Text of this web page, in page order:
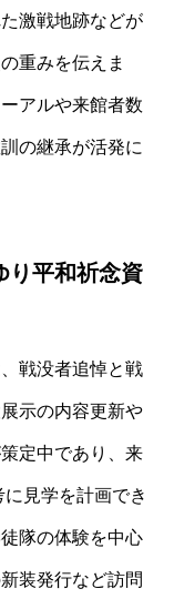
激戦地跡などが
重みを伝えま
アルや来館者数
の継承が活発に
り平和祈念資
戦没者追悼と戦
示の内容更新や
定中であり、来
見学を計画でき
隊の体験を中心
装発行など訪問